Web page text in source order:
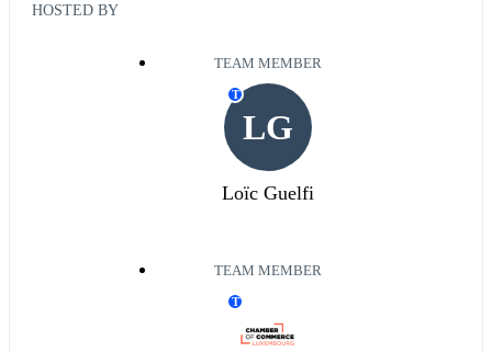
HOSTED BY
TEAM MEMBER
LG
T
Loïc Guelfi
TEAM MEMBER
T